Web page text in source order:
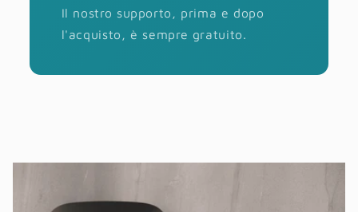
Il nostro supporto, prima e dopo
l'acquisto, è sempre gratuito.